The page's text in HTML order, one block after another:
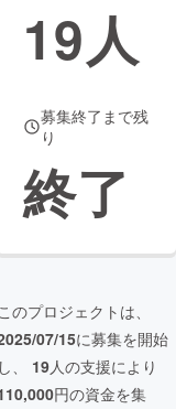
19人
募集終了まで残
り
終了
のプロジェクトは、
07/15に募集を開始
し、 19人の支援により
円の資金を集